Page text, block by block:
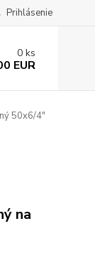
Prihlásenie
0 ks
EUR
50x6/4"
na